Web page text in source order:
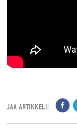
JAA ARTIKKELI: